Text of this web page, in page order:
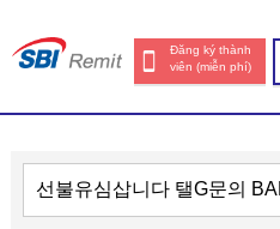
Đăng ký thành
viên (miễn phí)